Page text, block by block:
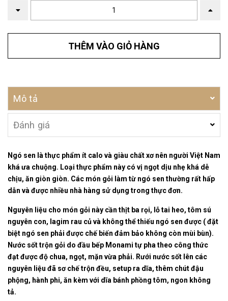
THÊM VÀO GIỎ HÀNG
Mô tả
Đánh giá
Ngó sen là thực phẩm ít calo và giàu chất xơ nên người Việt Nam
khá ưa chuộng. Loại thực phẩm này có vị ngọt dịu nhẹ khá dễ
chịu, ăn giòn giòn. Các món gỏi làm từ ngó sen thường rất hấp
dẫn và được nhiều nhà hàng sử dụng trong thực đơn.
Nguyên liệu cho món gỏi này cần thịt ba rọi, lỗ tai heo, tôm sú
nguyên con, lagim rau củ và không thể thiếu ngó sen được ( đặt
biệt ngó sen phải được chế biến đảm bảo không còn mùi bùn).
Nước sốt trộn gỏi do đầu bếp Monami tự pha theo công thức
đạt được độ chua, ngọt, mặn vừa phải. Rưới nước sốt lên các
nguyên liệu đã sơ chế trộn đều, setup ra dĩa, thêm chút đậu
phộng, hành phi, ăn kèm với dĩa bánh phồng tôm, ngon không
tả.